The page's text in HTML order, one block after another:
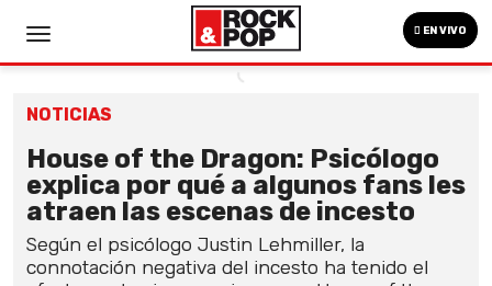
EN VIVO
NOTICIAS
House of the Dragon: Psicólogo
explica por qué a algunos fans les
atraen las escenas de incesto
Según el psicólogo Justin Lehmiller, la
connotación negativa del incesto ha tenido el